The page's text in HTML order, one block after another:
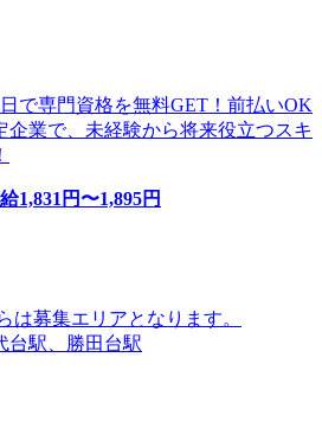
日で専門資格を無料GET！前払いOK
業で、未経験から将来役立つスキ
1,831 円〜1,895円
募集エリアとなります。
台駅、勝田台駅